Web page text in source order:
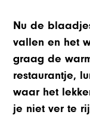
Nu de
vallen en het
graag de
restaurantje,
waar het
je niet ver te